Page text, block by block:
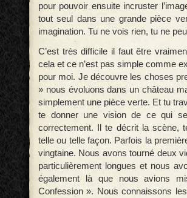
pour pouvoir ensuite incruster
tout seul dans une grande pièce
imagination. Tu ne vois rien, tu ne
C’est très difficile il faut être
cela et ce n’est pas simple comme
pour moi. Je découvre les choses
» nous évoluons dans un château
simplement une pièce verte. Et tu
te donner une vision de ce qui
correctement. Il te décrit la scène,
telle ou telle façon. Parfois la
vingtaine. Nous avons tourné deux
particulièrement longues et nous
également là que nous avions
Confession ». Nous connaissons